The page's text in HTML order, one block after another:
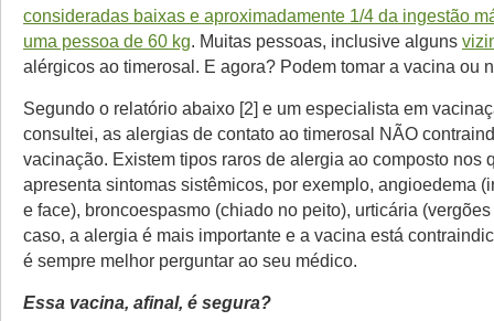
consideradas baixas e aproximadamente 1/4 da ingestão
uma pessoa de 60 kg. Muitas pessoas, inclusive alguns
alérgicos ao timerosal. E agora? Podem tomar a vacina ou
Segundo o relatório abaixo [2] e um especialista em
consultei, as alergias de contato ao timerosal NÃO
vacinação. Existem tipos raros de alergia ao composto nos
apresenta sintomas sistêmicos, por exemplo, angioedema
e face), broncoespasmo (chiado no peito), urticária
caso, a alergia é mais importante e a vacina está
é sempre melhor perguntar ao seu médico.
Essa vacina, afinal, é segura?